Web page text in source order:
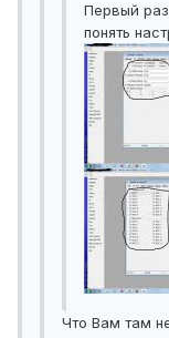
Первый
понять
Что Вам там